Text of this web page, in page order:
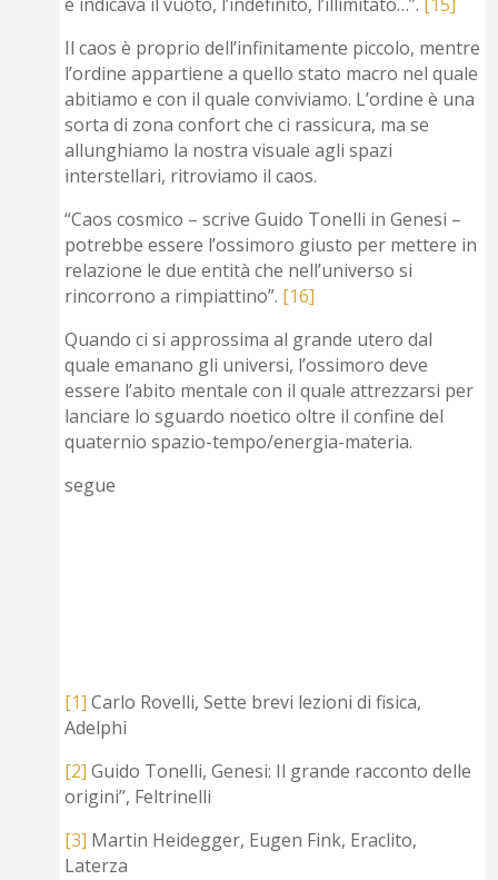
Il caos è proprio dell’infinitamente piccolo, mentre
l’ordine appartiene a quello stato macro nel quale
abitiamo e con il quale conviviamo. L’ordine è una
sorta di zona confort che ci rassicura, ma se
allunghiamo la nostra visuale agli spazi
interstellari, ritroviamo il caos.
“Caos cosmico – scrive Guido Tonelli in Genesi –
potrebbe essere l’ossimoro giusto per mettere in
relazione le due entità che nell’universo si
rincorrono a rimpiattino”. [16]
Quando ci si approssima al grande utero dal
quale emanano gli universi, l’ossimoro deve
essere l’abito mentale con il quale attrezzarsi per
lanciare lo sguardo noetico oltre il confine del
quaternio spazio-tempo/energia-materia.
segue
[1] Carlo Rovelli, Sette brevi lezioni di fisica,
Adelphi
[2] Guido Tonelli, Genesi: Il grande racconto delle
origini”, Feltrinelli
[3] Martin Heidegger, Eugen Fink, Eraclito,
Laterza